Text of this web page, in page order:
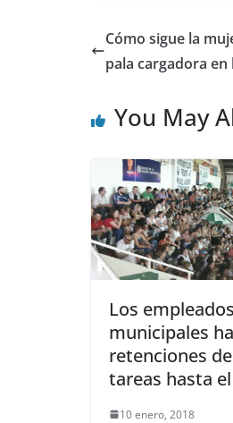
Cómo sigue la
pala cargadora
You May
Los empleados
municipales
retenciones de
tareas hasta
10 enero, 2018